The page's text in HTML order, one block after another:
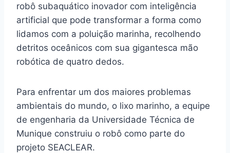
robô subaquático inovador com inteligência
artificial que pode transformar a forma como
lidamos com a poluição marinha, recolhendo
detritos oceânicos com sua gigantesca mão
robótica de quatro dedos.
Para enfrentar um dos maiores problemas
ambientais do mundo, o lixo marinho, a equipe
de engenharia da Universidade Técnica de
Munique construiu o robô como parte do
projeto SEACLEAR.